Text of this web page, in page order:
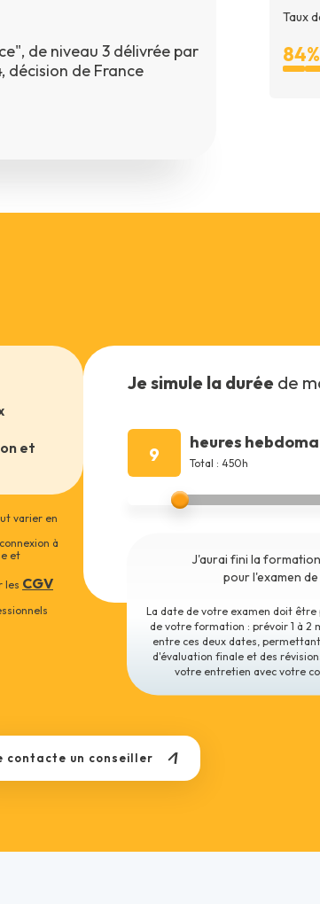
de niveau 3 délivrée par
décision de France
Taux
Taux
de
84%
et
varier en
à
et
les CGV
Je simule la durée de
9
heures
Total : 450h
J'aurai fini la
pour l'examen de
La date de votre examen doit
de votre formation : prévoir 1 à 2
entre ces deux dates,
d'évaluation finale et des
votre entretien avec votre
contacte un conseiller